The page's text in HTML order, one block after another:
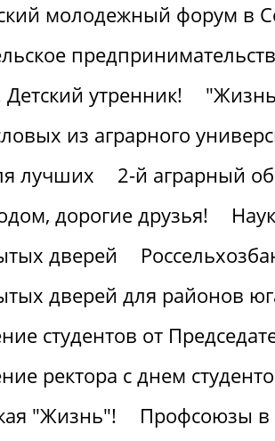
молодежный форум в
утренник!
из аграрного
лучших
2-й аграрный
дорогие друзья!
дверей
дверей для районов
студентов от
ректора с днем
"Жизнь"!
Профсоюзы в